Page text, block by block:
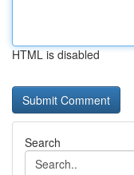
HTML is disabled
Search